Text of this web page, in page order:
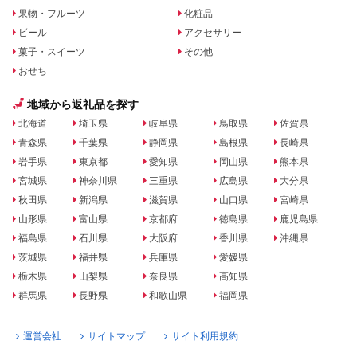
果物・フルーツ
ビール
菓子・スイーツ
おせち
化粧品
アクセサリー
その他
地域から返礼品を探す
北海道
青森県
岩手県
宮城県
秋田県
山形県
福島県
茨城県
栃木県
群馬県
埼玉県
千葉県
東京都
神奈川県
新潟県
富山県
石川県
福井県
山梨県
長野県
岐阜県
静岡県
愛知県
三重県
滋賀県
京都府
大阪府
兵庫県
奈良県
和歌山県
鳥取県
島根県
岡山県
広島県
山口県
徳島県
香川県
愛媛県
高知県
福岡県
佐賀県
長崎県
熊本県
大分県
宮崎県
鹿児島県
沖縄県
運営会社 サイトマップ サイト利用規約